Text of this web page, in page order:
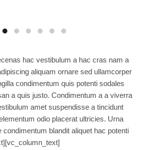
hac vestibulum a hac cras nam a
aliquam ornare sed ullamcorper
condimentum quis potenti sodales
a quis justo. Condimentum a a viverra
amet suspendisse a tincidunt
odio placerat ultricies. Urna
condimentum blandit aliquet hac potenti